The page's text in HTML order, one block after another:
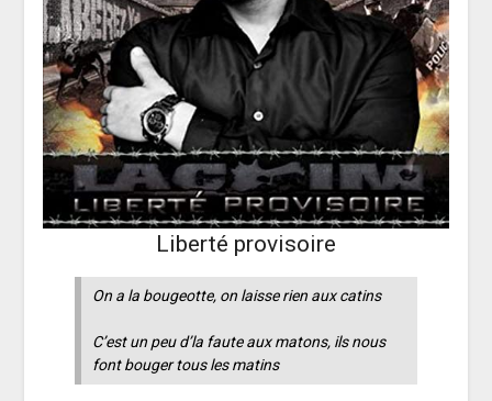
Liberté provisoire
On a la bougeotte, on laisse rien aux catins
C’est un peu d’la faute aux matons, ils nous
font bouger tous les matins